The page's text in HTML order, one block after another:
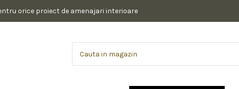
orice proiect de amenajari interioare